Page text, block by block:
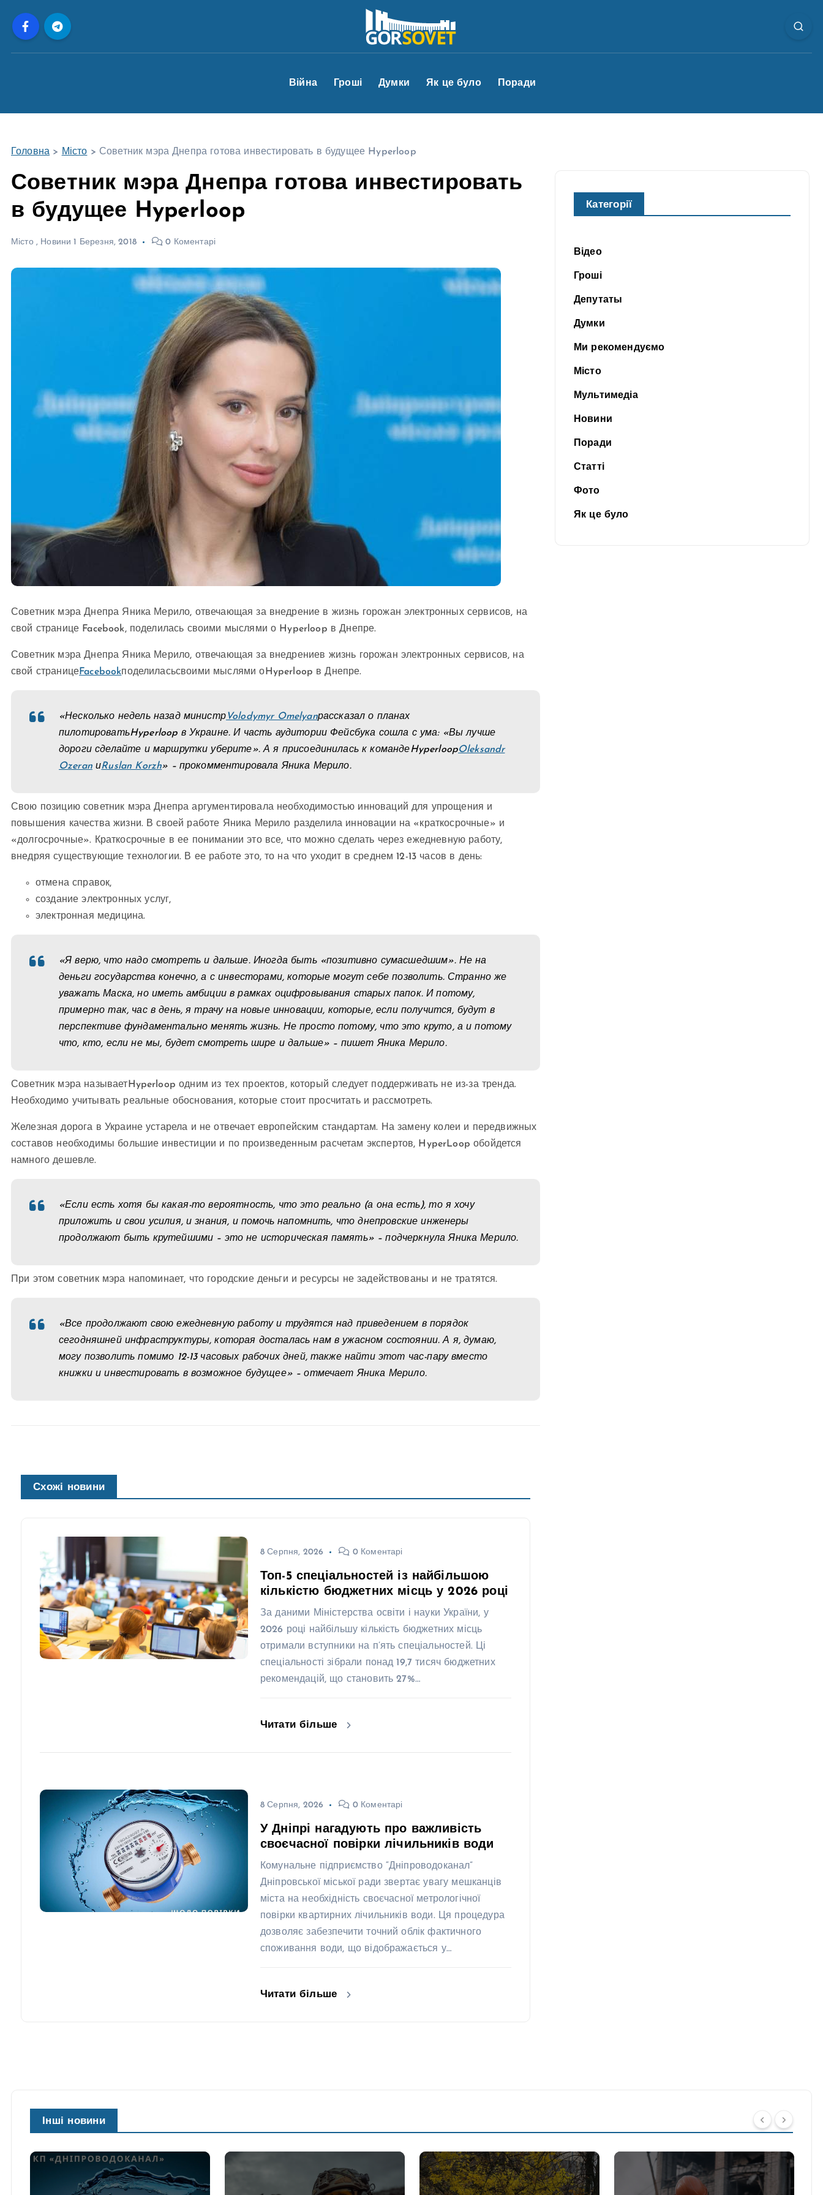
Війна Гроші Думки Як це було Поради
Головна > Місто > Советник мэра Днепра готова инвестировать в будущее Hyperloop
Советник мэра Днепра готова инвестировать
в будущее Hyperloop
Місто, Новини 1 Березня, 2018 0 Коментарі
Советник мэра Днепра Яника Мерило, отвечающая за внедрение в жизнь горожан электронных сервисов, на
свой странице Facebook, поделилась своими мыслями о Hyperloop в Днепре.
Советник мэра Днепра Яника Мерило, отвечающая за внедрениев жизнь горожан электронных сервисов, на
свой страницеFacebookподелиласьсвоими мыслями о Hyperloop в Днепре.
«Несколько недель назад министрVolodymyr Omelyanрассказал о планах
пилотироватьHyperloop в Украине. И часть аудитории Фейсбука сошла с ума: «Вы лучше
дороги сделайте и маршрутки уберите». А я присоединилась к командеHyperloopOleksandr
OzeranиRuslan Korzh» – прокомментировала Яника Мерило.
Свою позицию советник мэра Днепра аргументировала необходимостью инноваций для упрощения и
повышения качества жизни. В своей работе Яника Мерило разделила инновации на «краткосрочные» и
«долгосрочные». Краткосрочные в ее понимании это все, что можно сделать через ежедневную работу,
внедряя существующие технологии. В ее работе это, то на что уходит в среднем 12-13 часов в день:
отмена справок,
создание электронных услуг,
электронная медицина.
«Я верю, что надо смотреть и дальше. Иногда быть «позитивно сумасшедшим». Не на
деньги государства конечно, а с инвесторами, которые могут себе позволить. Странно же
уважать Маска, но иметь амбиции в рамках оцифровывания старых папок. И потому,
примерно так, час в день, я трачу на новые инновации, которые, если получится, будут в
перспективе фундаментально менять жизнь. Не просто потому, что это круто, а и потому
что, кто, если не мы, будет смотреть шире и дальше» – пишетЯника Мерило.
Советник мэра называет Hyperloop одним из тех проектов, который следует поддерживать не из-за тренда.
Необходимо учитывать реальные обоснования, которые стоит просчитать и рассмотреть.
Железная дорога в Украине устарела и не отвечает европейским стандартам. На замену колеи и передвижных
составов необходимы большие инвестиции и по произведенным расчетам экспертов, HyperLoop обойдется
намного дешевле.
«Если есть хотя бы какая-то вероятность, что это реально (а она есть), то я хочу
приложить и свои усилия, и знания, и помочь напомнить, что днепровские инженеры
продолжают быть крутейшими – это не историческая память» – подчеркнула Яника Мерило.
При этом советник мэра напоминает, что городские деньги и ресурсы не задействованы и не тратятся.
«Все продолжают свою ежедневную работу и трудятся над приведением в порядок
сегодняшней инфраструктуры, которая досталась нам в ужасном состоянии. А я, думаю,
могу позволить помимо 12-13 часовых рабочих дней, также найти этот час-пару вместо
книжки и инвестировать в возможное будущее» – отмечает Яника Мерило.
Схожі новини
8 Серпня, 2026 0 Коментарі
Топ-5 спеціальностей із найбільшою
кількістю бюджетних місць у 2026 році
За даними Міністерства освіти і науки України, у
2026 році найбільшу кількість бюджетних місць
отримали вступники на п’ять спеціальностей. Ці
спеціальності зібрали понад 19,7 тисяч бюджетних
рекомендацій, що становить 27%…
Читати більше
8 Серпня, 2026 0 Коментарі
У Дніпрі нагадують про важливість
своєчасної повірки лічильників води
Комунальне підприємство “Дніпроводоканал”
Дніпровської міської ради звертає увагу мешканців
міста на необхідність своєчасної метрологічної
повірки квартирних лічильників води. Ця процедура
дозволяє забезпечити точний облік фактичного
споживання води, що відображається у…
Читати більше
Категорії
Відео
Гроші
Депутаты
Думки
Ми рекомендуємо
Місто
Мультимедіа
Новини
Поради
Статті
Фото
Як це було
Інші новини